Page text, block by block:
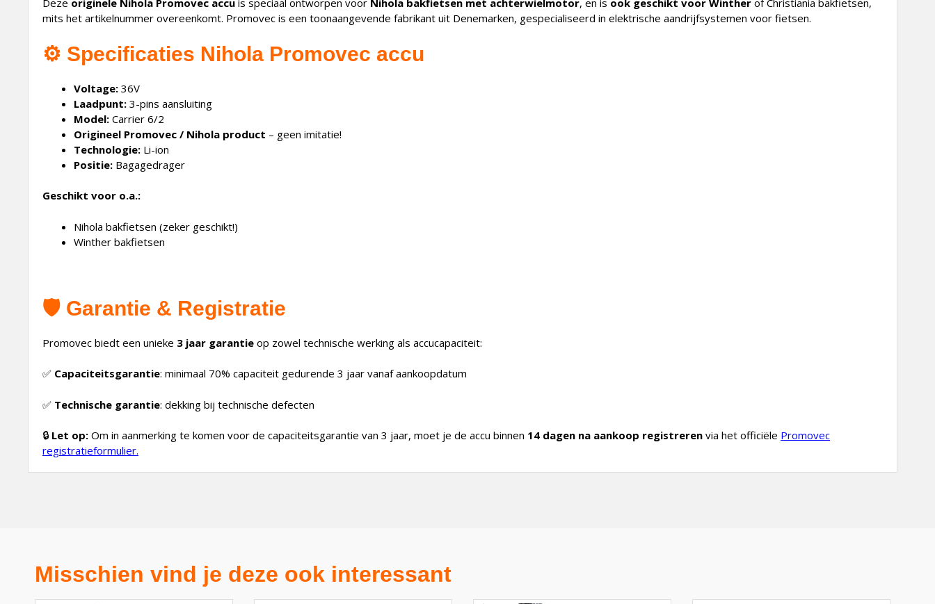
Deze originele Nihola Promovec accu is speciaal ontworpen voor Nihola bakfietsen met achterwielmotor, en is ook geschikt voor Winther of Christiania bakfietsen,
mits het artikelnummer overeenkomt. Promovec is een toonaangevende fabrikant uit Denemarken, gespecialiseerd in elektrische aandrijfsystemen voor fietsen.
⚙️ Specificaties Nihola Promovec accu
Voltage: 36V
Laadpunt: 3-pins aansluiting
Model: Carrier 6/2
Origineel Promovec / Nihola product – geen imitatie!
Technologie: Li-ion
Positie: Bagagedrager
Geschikt voor o.a.:
Nihola bakfietsen (zeker geschikt!)
Winther bakfietsen
🛡️ Garantie & Registratie
Promovec biedt een unieke 3 jaar garantie op zowel technische werking als accucapaciteit:
✅ Capaciteitsgarantie: minimaal 70% capaciteit gedurende 3 jaar vanaf aankoopdatum
✅ Technische garantie: dekking bij technische defecten
🔒 Let op: Om in aanmerking te komen voor de capaciteitsgarantie van 3 jaar, moet je de accu binnen 14 dagen na aankoop registreren via het officiële Promovec
registratieformulier.
Misschien vind je deze ook interessant